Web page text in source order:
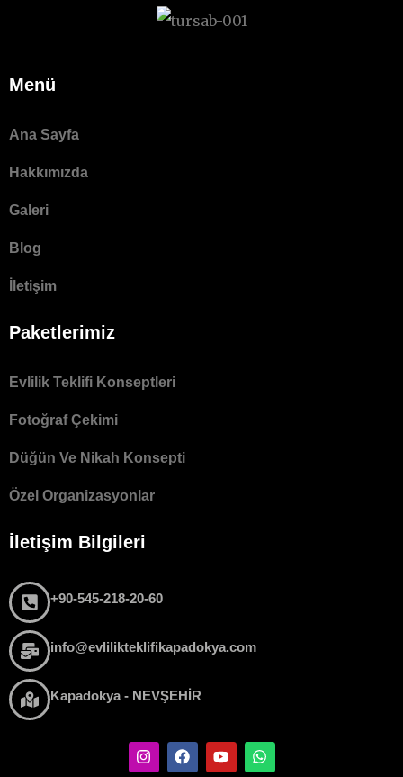
Menü
Ana Sayfa
Hakkımızda
Galeri
Blog
İletişim
Paketlerimiz
Evlilik Teklifi Konseptleri
Fotoğraf Çekimi
Düğün Ve Nikah Konsepti
Özel Organizasyonlar
İletişim Bilgileri
+90-545-218-20-60
info@evlilikteklifikapadokya.com
Kapadokya - NEVŞEHİR